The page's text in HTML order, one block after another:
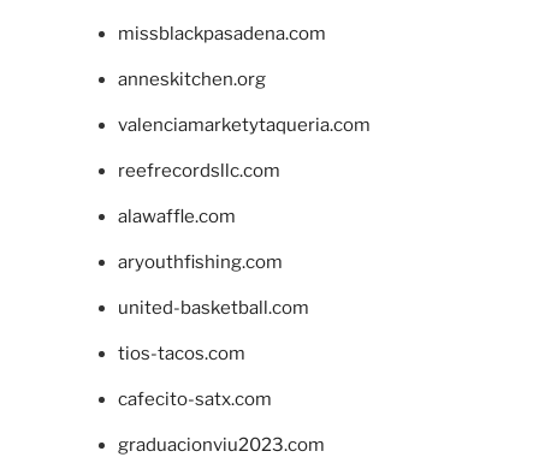
missblackpasadena.com
anneskitchen.org
valenciamarketytaqueria.com
reefrecordsllc.com
alawaffle.com
aryouthfishing.com
united-basketball.com
tios-tacos.com
cafecito-satx.com
graduacionviu2023.com